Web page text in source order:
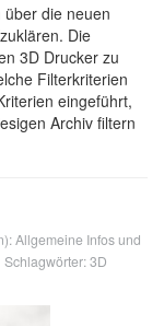
die neuen
Die
3D Drucker zu
Filterkriterien
eingeführt,
Archiv filtern
Allgemeine Infos und
Schlagwörter:3D